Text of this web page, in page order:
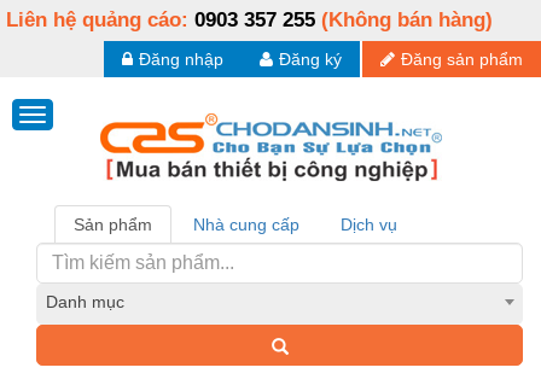
Liên hệ quảng cáo: 0903 357 255 (Không bán hàng)
Đăng sản phẩm
Đăng ký
Đăng nhập
Sản phẩm Nhà cung cấp Dịch vụ
Danh mục